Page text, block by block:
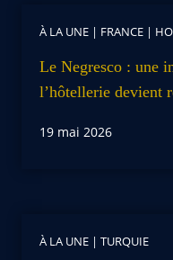
À LA UNE | FRANCE |
Le Negresco : une
l’hôtellerie devient
19 mai 2026
À LA UNE | TURQUIE